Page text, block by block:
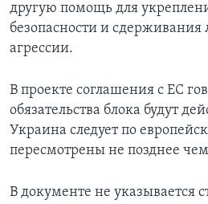
другую помощь для
безопасности и
агрессии.
В проекте соглашения с ЕС
обязательства блока будут
Украина следует по
пересмотрены не позднее чем
В документе не указывается